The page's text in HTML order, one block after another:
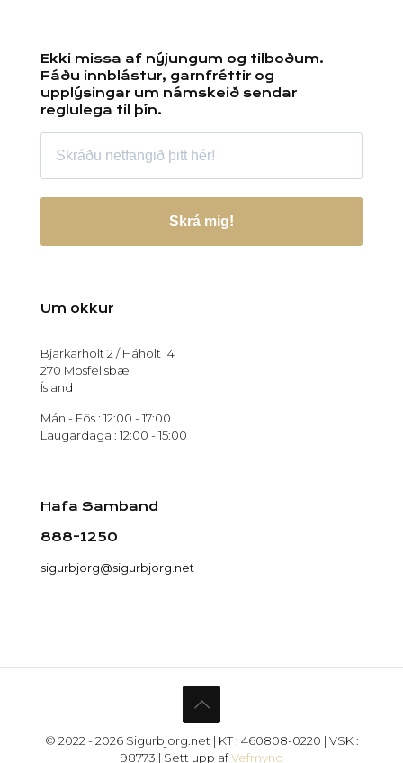
Ekki missa af nýjungum og tilboðum.
Fáðu innblástur, garnfréttir og
upplýsingar um námskeið sendar
reglulega til þín.
Skrá mig!
Um okkur
Bjarkarholt 2 / Háholt 14
270 Mosfellsbæ
Ísland
Mán - Fös : 12:00 - 17:00
Laugardaga : 12:00 - 15:00
Hafa Samband
888-1250
sigurbjorg@sigurbjorg.net
© 2022 - 2026 Sigurbjorg.net | KT : 460808-0220 | VSK :
98773 | Sett upp afVefmynd